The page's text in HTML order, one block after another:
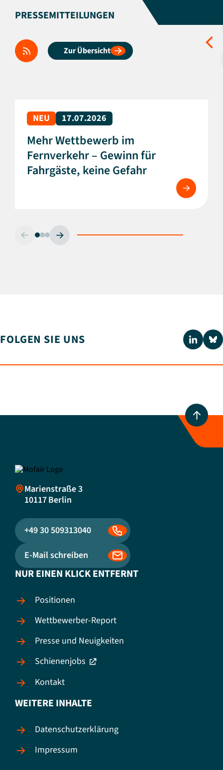
PRESSEMITTEILUNGEN
Zur Übersicht
NEU 17.07.2026
Mehr Wettbewerb im
Fernverkehr – Gewinn für
Fahrgäste, keine Gefahr
FOLGEN SIE UNS
Marienstraße 3
10117Berlin
+49 30 509313040
E-Mail schreiben
NUR EINEN KLICK ENTFERNT
Positionen
Wettbewerber-Report
Presse und Neuigkeiten
Schienenjobs
Kontakt
WEITERE INHALTE
Datenschutzerklärung
Impressum